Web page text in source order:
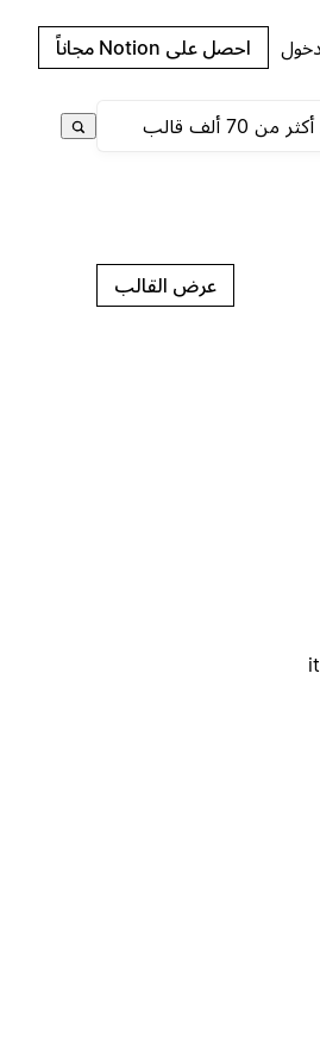
احصل على Notion مجاناً
عرض القالب